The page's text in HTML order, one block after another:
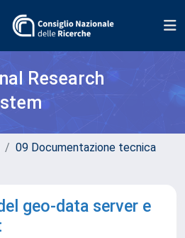
Research
09 Documentazione tecnica
geo-data server e